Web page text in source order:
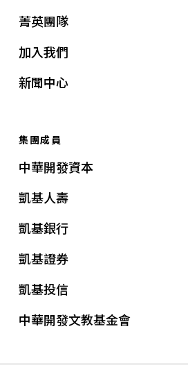
菁英團隊
加入我們
新聞中心
集團成員
中華開發資本
凱基人壽
凱基銀行
凱基證券
凱基投信
中華開發文教基金會